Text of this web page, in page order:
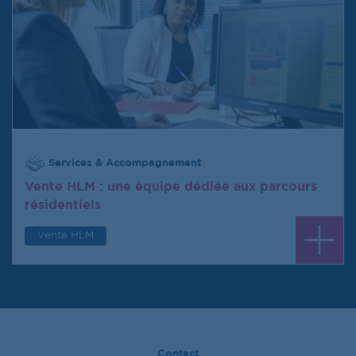
Services & Accompagnement
Vente HLM : une équipe dédiée aux parcours
résidentiels
Vente HLM
Contact